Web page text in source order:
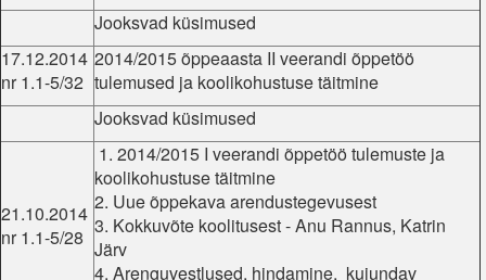
Jooksvad küsimused
17.12.2014
nr 1.1-5/32
2014/2015 õppeaasta II veerandi õppetöö
tulemused ja koolikohustuse täitmine
Jooksvad küsimused
21.10.2014
nr 1.1-5/28
1. 2014/2015 I veerandi õppetöö tulemuste ja
koolikohustuse täitmine
2. Uue õppekava arendustegevusest
3. Kokkuvõte koolitusest - Anu Rannus, Katrin
Järv
4. Arenguvestlused, hindamine, kujundav